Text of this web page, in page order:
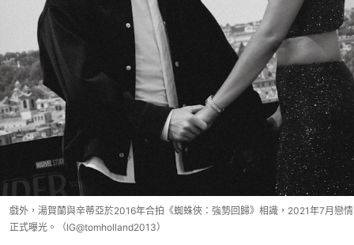
戲外，湯賀蘭與辛蒂亞於2016年合拍《蜘蛛俠：強勢回歸》相識，2021年7月戀情
正式曝光。（IG@tomholland2013）